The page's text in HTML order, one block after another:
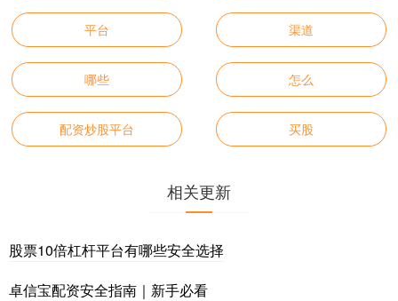
平台 渠道
哪些 怎么
配资炒股平台 买股
相关更新
股票10倍杠杆平台有哪些安全选择
卓信宝配资安全指南｜新手必看